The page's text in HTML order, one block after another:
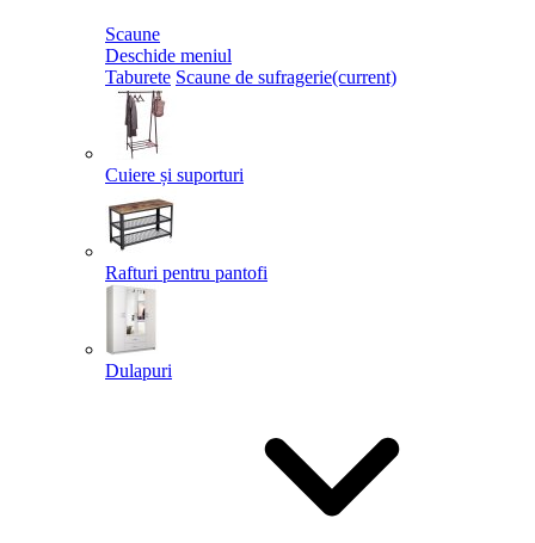
Scaune
Deschide meniul
Taburete Scaune de sufragerie(current)
Cuiere și suporturi
Rafturi pentru pantofi
Dulapuri